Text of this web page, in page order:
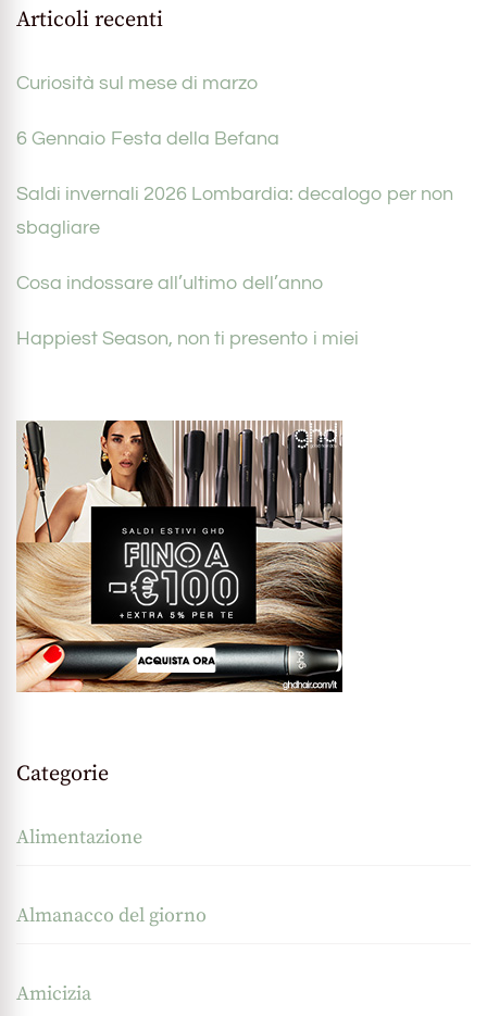
Articoli recenti
Curiosità sul mese di marzo
6 Gennaio Festa della Befana
Saldi invernali 2026 Lombardia: decalogo per non
sbagliare
Cosa indossare all’ultimo dell’anno
Happiest Season, non ti presento i miei
Categorie
Alimentazione
Almanacco del giorno
Amicizia